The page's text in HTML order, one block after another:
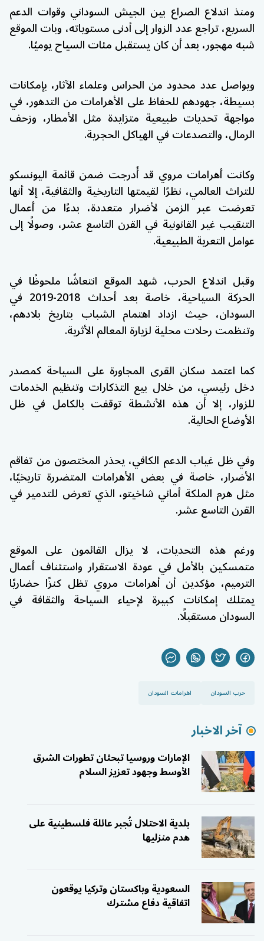
ومنذ اندلاع الصراع بين الجيش السوداني وقوات الدعم
السريع، تراجع عدد الزوار إلى أدنى مستوياته، وبات الموقع
شبه مهجور، بعد أن كان يستقبل مئات السياح يوميًا.
ويواصل عدد محدود من الحراس وعلماء الآثار، بإمكانات
بسيطة، جهودهم للحفاظ على الأهرامات من التدهور، في
مواجهة تحديات طبيعية متزايدة مثل الأمطار، وزحف
الرمال، والتصدعات في الهياكل الحجرية.
وكانت أهرامات مروي قد أُدرجت ضمن قائمة اليونسكو
للتراث العالمي، نظرًا لقيمتها التاريخية والثقافية، إلا أنها
تعرضت عبر الزمن لأضرار متعددة، بدءًا من أعمال
التنقيب غير القانونية في القرن التاسع عشر، وصولًا إلى
عوامل التعرية الطبيعية.
وقبل اندلاع الحرب، شهد الموقع انتعاشًا ملحوظًا في
الحركة السياحية، خاصة بعد أحداث 2018-2019 في
السودان، حيث ازداد اهتمام الشباب بتاريخ بلادهم،
وتنظمت رحلات محلية لزيارة المعالم الأثرية.
كما اعتمد سكان القرى المجاورة على السياحة كمصدر
دخل رئيسي، من خلال بيع التذكارات وتنظيم الخدمات
للزوار، إلا أن هذه الأنشطة توقفت بالكامل في ظل
الأوضاع الحالية.
وفي ظل غياب الدعم الكافي، يحذر المختصون من تفاقم
الأضرار، خاصة في بعض الأهرامات المتضررة تاريخيًا،
مثل هرم الملكة أماني شاخيتو، الذي تعرض للتدمير في
القرن التاسع عشر.
ورغم هذه التحديات، لا يزال القائمون على الموقع
متمسكين بالأمل في عودة الاستقرار واستئناف أعمال
الترميم، مؤكدين أن أهرامات مروي تظل كنزًا حضاريًا
يمتلك إمكانات كبيرة لإحياء السياحة والثقافة في
السودان مستقبلًا.
حرب السودان اهرامات السودان
آخر الاخبار
الإمارات وروسيا تبحثان تطورات الشرق
الأوسط وجهود تعزيز السلام
بلدية الاحتلال تُجبر عائلة فلسطينية على
هدم منزليها
السعودية وباكستان وتركيا يوقعون
اتفاقية دفاع مشترك